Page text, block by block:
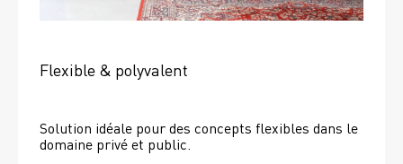
Flexible & polyvalent
Solution idéale pour des concepts flexibles dans le
domaine privé et public.